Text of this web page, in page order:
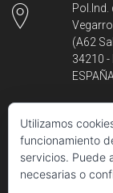
Pol.Ind.
(A62
34210 -
ESPAÑA
+34
L - V,
Utilizamos
funcionamiento
servicios. Puede
necesarias o